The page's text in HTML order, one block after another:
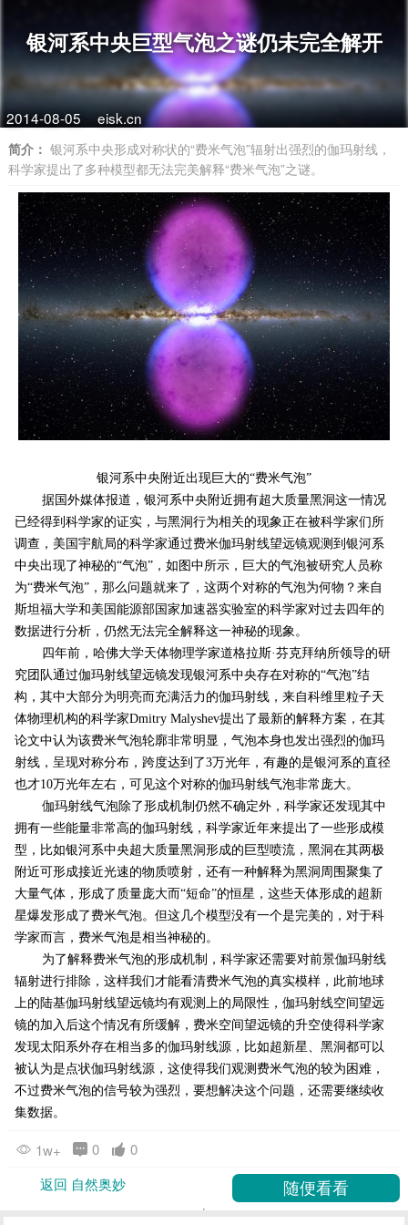
银河系中央巨型气泡之谜仍未完全解开
2014-08-05 eisk.cn
简介： 银河系中央形成对称状的“费米气泡”辐射出强烈的伽玛射线，
科学家提出了多种模型都无法完美解释“费米气泡”之谜。
银河系中央附近出现巨大的“费米气泡”
据国外媒体报道，银河系中央附近拥有超大质量黑洞这一情况
已经得到科学家的证实，与黑洞行为相关的现象正在被科学家们所
调查，美国宇航局的科学家通过费米伽玛射线望远镜观测到银河系
中央出现了神秘的“气泡”，如图中所示，巨大的气泡被研究人员称
为“费米气泡”，那么问题就来了，这两个对称的气泡为何物？来自
斯坦福大学和美国能源部国家加速器实验室的科学家对过去四年的
数据进行分析，仍然无法完全解释这一神秘的现象。
四年前，哈佛大学天体物理学家道格拉斯·芬克拜纳所领导的研
究团队通过伽玛射线望远镜发现银河系中央存在对称的“气泡”结
构，其中大部分为明亮而充满活力的伽玛射线，来自科维里粒子天
体物理机构的科学家Dmitry Malyshev提出了最新的解释方案，在其
论文中认为该费米气泡轮廓非常明显，气泡本身也发出强烈的伽玛
射线，呈现对称分布，跨度达到了3万光年，有趣的是银河系的直径
也才10万光年左右，可见这个对称的伽玛射线气泡非常庞大。
伽玛射线气泡除了形成机制仍然不确定外，科学家还发现其中
拥有一些能量非常高的伽玛射线，科学家近年来提出了一些形成模
型，比如银河系中央超大质量黑洞形成的巨型喷流，黑洞在其两极
附近可形成接近光速的物质喷射，还有一种解释为黑洞周围聚集了
大量气体，形成了质量庞大而“短命”的恒星，这些天体形成的超新
星爆发形成了费米气泡。但这几个模型没有一个是完美的，对于科
学家而言，费米气泡是相当神秘的。
为了解释费米气泡的形成机制，科学家还需要对前景伽玛射线
辐射进行排除，这样我们才能看清费米气泡的真实模样，此前地球
上的陆基伽玛射线望远镜均有观测上的局限性，伽玛射线空间望远
镜的加入后这个情况有所缓解，费米空间望远镜的升空使得科学家
发现太阳系外存在相当多的伽玛射线源，比如超新星、黑洞都可以
被认为是点状伽玛射线源，这使得我们观测费米气泡的较为困难，
不过费米气泡的信号较为强烈，要想解决这个问题，还需要继续收
集数据。
1w+ 0
0
返回 自然奥妙